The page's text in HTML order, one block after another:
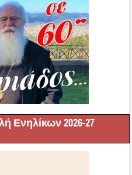
Ενηλίκων 2026-27